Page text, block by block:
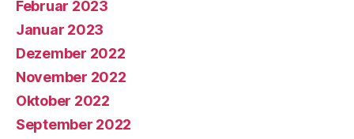
Februar 2023
Januar 2023
Dezember 2022
November 2022
Oktober 2022
September 2022